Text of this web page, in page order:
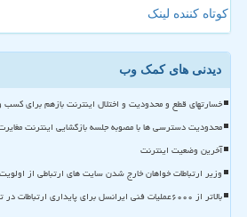
کوتاه کننده لینک
دیدنی های کمک وب
خسارتهای قطع و محدودیت و اختلال اینترنت بازهم برای کسب
محدودیت دسترسی ها با مصوبه جلسه بازگشایی اینترنت
آخرین وضعیت اینترنت
وزیر ارتباطات خواهان خارج شدن سایت های ارتباطی از
بالاتر از ۶۰۰۰عملیات فنی ایرانسل برای پایداری ارتباطات در تشییع رهبر شهید